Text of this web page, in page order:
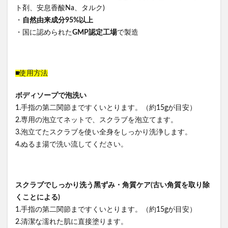
ト剤、安息⾹酸Na、タルク)
・ ⾃然由来成分95%以上
・国に認められたGMP認定⼯場で製造
■使⽤⽅法
ボディソープで泡洗い
1.⼿指の第⼆関節まですくいとります。（約15gが⽬安）
2.専⽤の泡⽴てネットで、スクラブを泡⽴てます。
3.泡⽴てたスクラブを使い全⾝をしっかり洗浄します。
4.ぬるま湯で洗い流してください。
スクラブでしっかり洗う⿊ずみ・⾓質ケア(古い角質を取り除
くことによる)
1.⼿指の第⼆関節まですくいとります。（約15gが⽬安）
2.清潔な濡れた肌に直接塗ります。